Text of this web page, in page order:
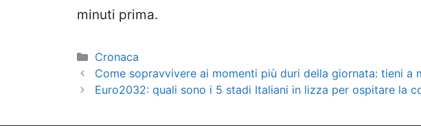
minuti prima.
Categorie
Cronaca
Come sopravvivere ai momenti più duri della giornata: tieni a
Euro2032: quali sono i 5 stadi Italiani in lizza per ospitare la